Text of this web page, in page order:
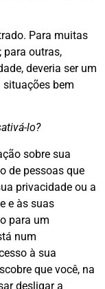
Para muitas
para outras,
deveria ser um
situações bem
lo?
sobre sua
de pessoas que
privacidade ou a
e às suas
para um
num
à sua
que você, na
desligar a